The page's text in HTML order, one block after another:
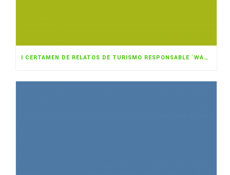
I CERTAMEN DE RELATOS DE TURISMO RESPONSABLE `WANGARI MAATHAI»